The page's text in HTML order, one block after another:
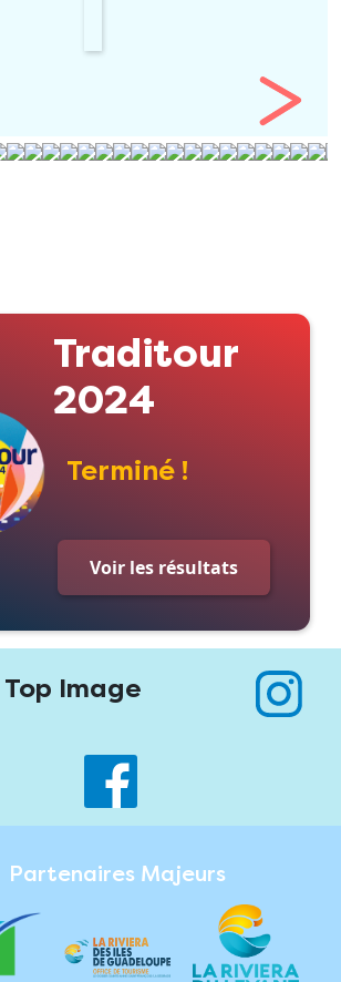
Traditour
2024
Terminé !
Voir les résultats
Top Image
Partenaires Majeurs